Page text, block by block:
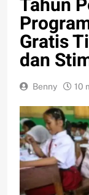
Tahun
Gratis
dan
Benny 10